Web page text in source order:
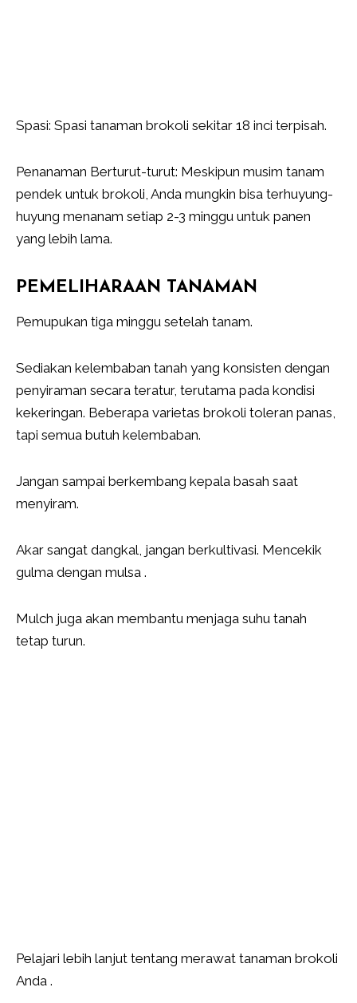
Spasi: Spasi tanaman brokoli sekitar 18 inci terpisah.
Penanaman Berturut-turut: Meskipun musim tanam
pendek untuk brokoli, Anda mungkin bisa terhuyung-
huyung menanam setiap 2-3 minggu untuk panen
yang lebih lama.
PEMELIHARAAN TANAMAN
Pemupukan tiga minggu setelah tanam.
Sediakan kelembaban tanah yang konsisten dengan
penyiraman secara teratur, terutama pada kondisi
kekeringan. Beberapa varietas brokoli toleran panas,
tapi semua butuh kelembaban.
Jangan sampai berkembang kepala basah saat
menyiram.
Akar sangat dangkal, jangan berkultivasi. Mencekik
gulma dengan mulsa .
Mulch juga akan membantu menjaga suhu tanah
tetap turun.
Pelajari lebih lanjut tentang merawat tanaman brokoli
Anda .